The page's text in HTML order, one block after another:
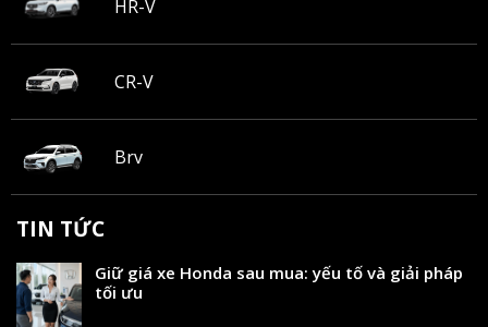
HR-V
CR-V
Brv
TIN TỨC
Giữ giá xe Honda sau mua: yếu tố và giải pháp
tối ưu